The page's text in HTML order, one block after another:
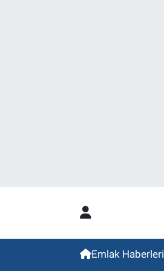
Emlak Haberleri